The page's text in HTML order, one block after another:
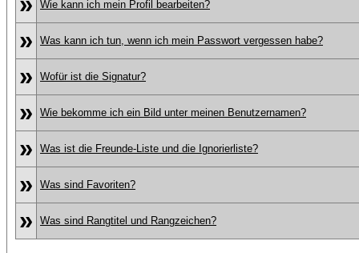
Wie kann ich mein Profil bearbeiten?
» Was kann ich tun, wenn ich mein Passwort vergessen habe?
» Wofür ist die Signatur?
» Wie bekomme ich ein Bild unter meinen Benutzernamen?
» Was ist die Freunde-Liste und die Ignorierliste?
» Was sind Favoriten?
» Was sind Rangtitel und Rangzeichen?